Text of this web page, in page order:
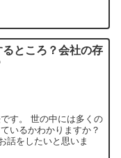
ところ？会社の存
す。 世の中には多くの
いるかわかりますか？
話をしたいと思いま